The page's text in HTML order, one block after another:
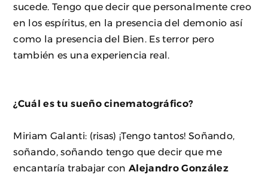
sucede. Tengo que decir que personalmente creo
en los espíritus, en la presencia del demonio así
como la presencia del Bien. Es terror pero
también es una experiencia real.
¿Cuál es tu sueño cinematográfico?
Miriam Galanti: (risas) ¡Tengo tantos! Soñando,
soñando, soñando tengo que decir que me
encantaría trabajar con Alejandro González